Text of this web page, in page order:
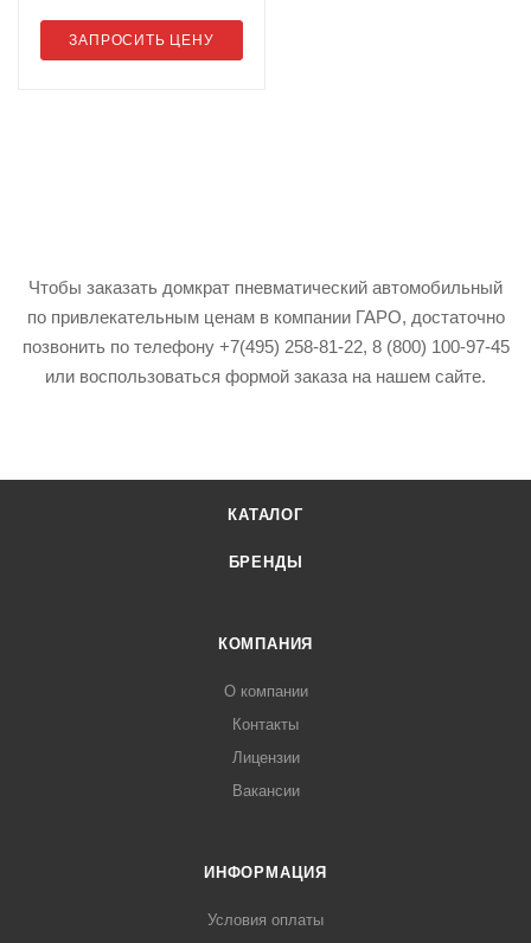
ЗАПРОСИТЬ ЦЕНУ
Чтобы заказать домкрат пневматический автомобильный
по привлекательным ценам в компании ГАРО, достаточно
позвонить по телефону +7(495) 258-81-22, 8 (800) 100-97-45
или воспользоваться формой заказа на нашем сайте.
КАТАЛОГ
БРЕНДЫ
КОМПАНИЯ
О компании
Контакты
Лицензии
Вакансии
ИНФОРМАЦИЯ
Условия оплаты